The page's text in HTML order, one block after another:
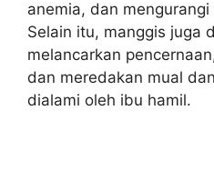
anemia, dan
Selain itu, manggis juga
melancarkan
dan meredakan mual
dialami oleh ibu hamil.